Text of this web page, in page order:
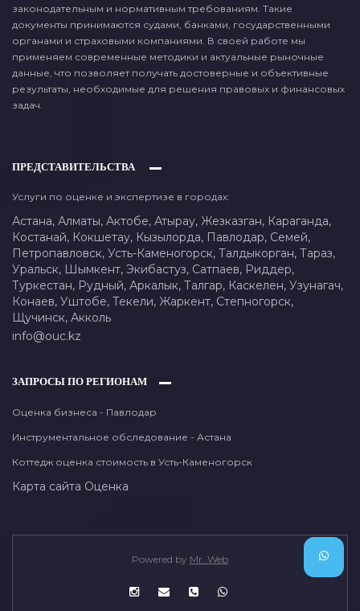
законодательным и нормативным требованиям. Такие
документы принимаются судами, банками, государственными
органами и страховыми компаниями. В своей работе мы
применяем современные методики и актуальные рыночные
данные, что позволяет получать достоверные и объективные
результаты, необходимые для решения правовых и финансовых
задач.
ПРЕДСТАВИТЕЛЬСТВА
Услуги по оценке и экспертизе в городах:
Астана, Алматы, Актобе, Атырау, Жезказган, Караганда,
Костанай, Кокшетау, Кызылорда, Павлодар, Семей,
Петропавловск, Усть-Каменогорск, Талдыкорган, Тараз,
Уральск, Шымкент, Экибастуз, Сатпаев, Риддер,
Туркестан, Рудный, Аркалык, Талгар, Каскелен, Узунагач,
Конаев, Уштобе, Текели, Жаркент, Степногорск,
Щучинск, Акколь
info@ouc.kz
ЗАПРОСЫ ПО РЕГИОНАМ
Оценка бизнеса - Павлодар
Инструментальное обследование - Астана
Коттедж оценка стоимость в Усть-Каменогорск
Карта сайта Оценка
Powered by Mr. Web